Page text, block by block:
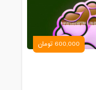
600,000 تومان